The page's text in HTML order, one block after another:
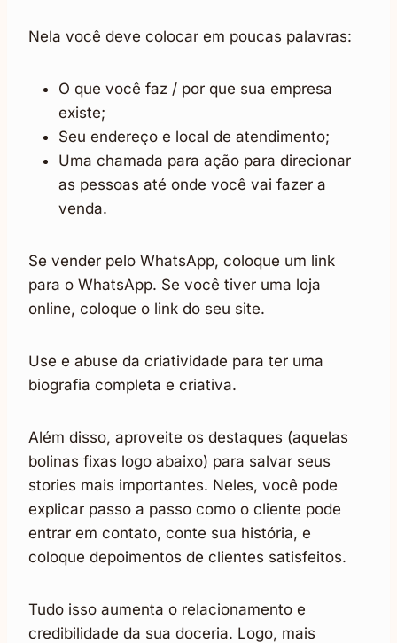
Nela você deve colocar em poucas palavras:
O que você faz / por que sua empresa
existe;
Seu endereço e local de atendimento;
Uma chamada para ação para direcionar
as pessoas até onde você vai fazer a
venda.
Se vender pelo WhatsApp, coloque um link
para o WhatsApp. Se você tiver uma loja
online, coloque o link do seu site.
Use e abuse da criatividade para ter uma
biografia completa e criativa.
Além disso, aproveite os destaques (aquelas
bolinas fixas logo abaixo) para salvar seus
stories mais importantes. Neles, você pode
explicar passo a passo como o cliente pode
entrar em contato, conte sua história, e
coloque depoimentos de clientes satisfeitos.
Tudo isso aumenta o relacionamento e
credibilidade da sua doceria. Logo, mais